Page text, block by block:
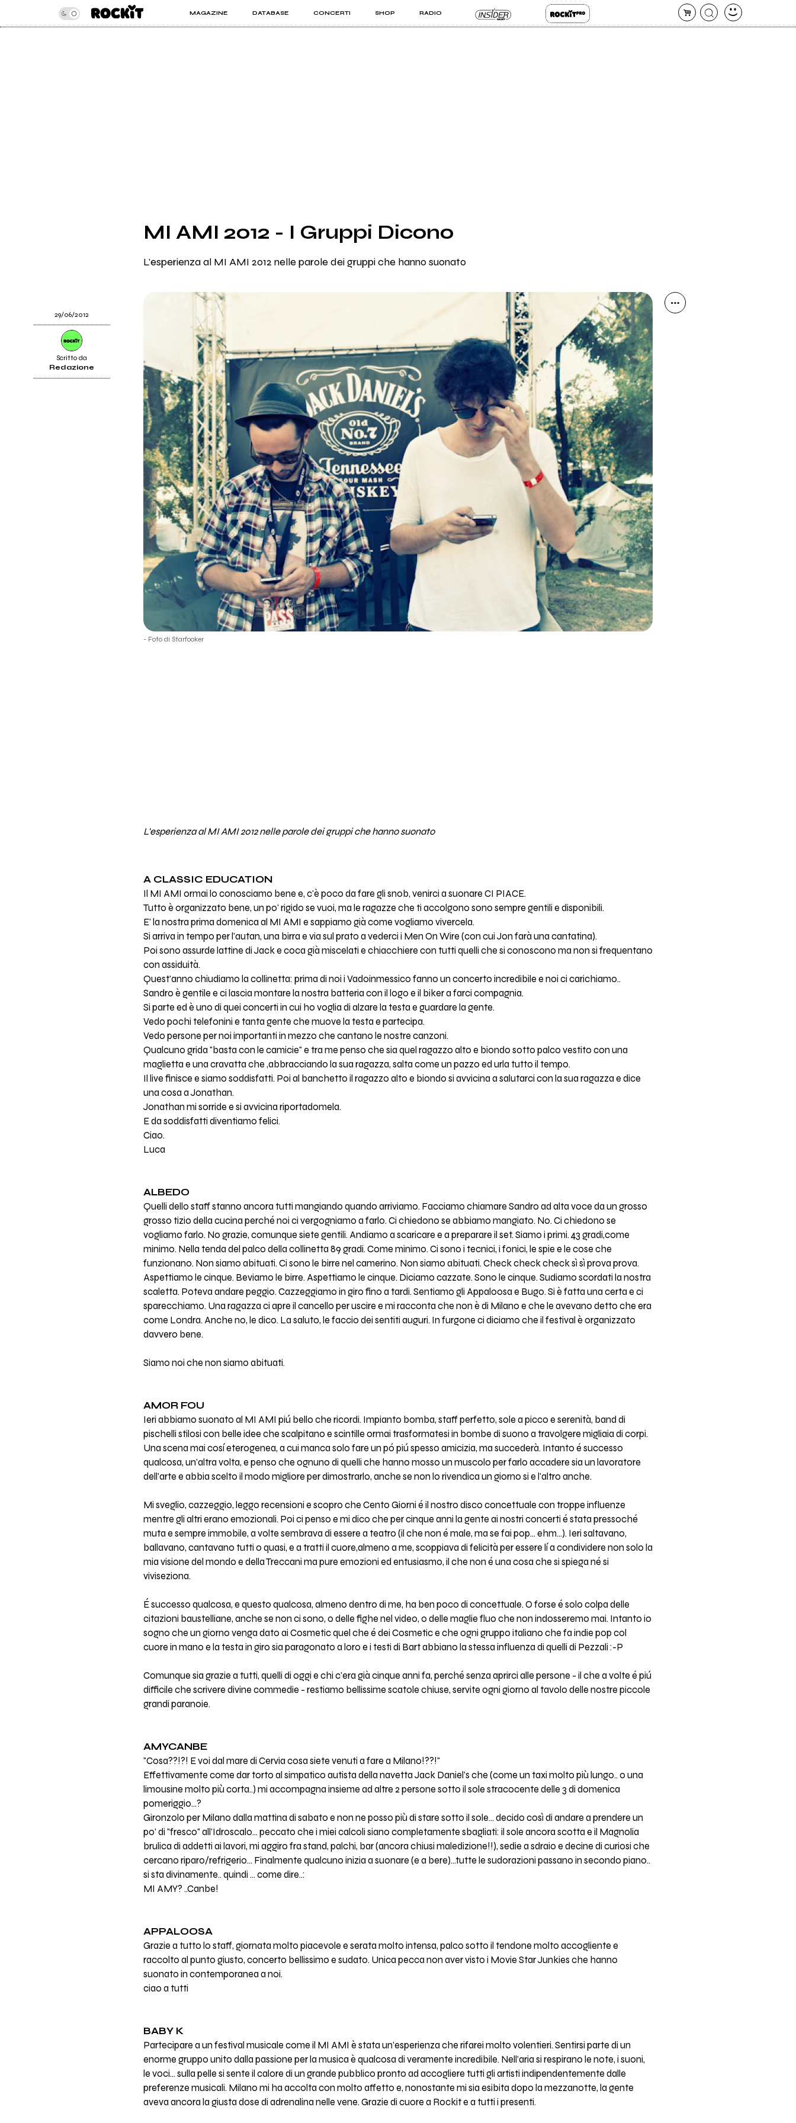
MAGAZINE DATABASE CONCERTI SHOP RADIO
INSIDER ROCKIT PRO
MI AMI 2012 - I Gruppi Dicono
L'esperienza al MI AMI 2012 nelle parole dei gruppi che hanno suonato
- Foto di Starfooker
29/06/2012
Scritto da
Redazione
L'esperienza al MI AMI 2012 nelle parole dei gruppi che hanno suonato
A CLASSIC EDUCATION
Il MI AMI ormai lo conosciamo bene e, c'è poco da fare gli snob, venirci a suonare CI PIACE.
Tutto è organizzato bene, un po' rigido se vuoi, ma le ragazze che ti accolgono sono sempre gentili e disponibili.
E' la nostra prima domenica al MI AMI e sappiamo già come vogliamo vivercela.
Si arriva in tempo per l'autan, una birra e via sul prato a vederci i Men On Wire (con cui Jon farà una cantatina).
Poi sono assurde lattine di Jack e coca già miscelati e chiacchiere con tutti quelli che si conoscono ma non si frequentano
con assiduità.
Quest'anno chiudiamo la collinetta: prima di noi i Vadoinmessico fanno un concerto incredibile e noi ci carichiamo..
Sandro è gentile e ci lascia montare la nostra batteria con il logo e il biker a farci compagnia.
Si parte ed è uno di quei concerti in cui ho voglia di alzare la testa e guardare la gente.
Vedo pochi telefonini e tanta gente che muove la testa e partecipa.
Vedo persone per noi importanti in mezzo che cantano le nostre canzoni.
Qualcuno grida "basta con le camicie" e tra me penso che sia quel ragazzo alto e biondo sotto palco vestito con una
maglietta e una cravatta che ,abbracciando la sua ragazza, salta come un pazzo ed urla tutto il tempo.
Il live finisce e siamo soddisfatti. Poi al banchetto il ragazzo alto e biondo si avvicina a salutarci con la sua ragazza e dice
una cosa a Jonathan.
Jonathan mi sorride e si avvicina riportadomela.
E da soddisfatti diventiamo felici.
Ciao.
Luca
ALBEDO
Quelli dello staff stanno ancora tutti mangiando quando arriviamo. Facciamo chiamare Sandro ad alta voce da un grosso
grosso tizio della cucina perché noi ci vergogniamo a farlo. Ci chiedono se abbiamo mangiato. No. Ci chiedono se
vogliamo farlo. No grazie, comunque siete gentili. Andiamo a scaricare e a preparare il set. Siamo i primi. 43 gradi,come
minimo. Nella tenda del palco della collinetta 89 gradi. Come minimo. Ci sono i tecnici, i fonici, le spie e le cose che
funzionano. Non siamo abituati. Ci sono le birre nel camerino. Non siamo abituati. Check check check sì sì prova prova.
Aspettiamo le cinque. Beviamo le birre. Aspettiamo le cinque. Diciamo cazzate. Sono le cinque. Sudiamo scordati la nostra
scaletta. Poteva andare peggio. Cazzeggiamo in giro fino a tardi. Sentiamo gli Appaloosa e Bugo. Si è fatta una certa e ci
sparecchiamo. Una ragazza ci apre il cancello per uscire e mi racconta che non è di Milano e che le avevano detto che era
come Londra. Anche no, le dico. La saluto, le faccio dei sentiti auguri. In furgone ci diciamo che il festival è organizzato
davvero bene.
Siamo noi che non siamo abituati.
AMOR FOU
Ieri abbiamo suonato al MI AMI piú bello che ricordi. Impianto bomba, staff perfetto, sole a picco e serenità, band di
pischelli stilosi con belle idee che scalpitano e scintille ormai trasformatesi in bombe di suono a travolgere migliaia di corpi.
Una scena mai cosí eterogenea, a cui manca solo fare un pó piú spesso amicizia, ma succederà. Intanto é successo
qualcosa, un'altra volta, e penso che ognuno di quelli che hanno mosso un muscolo per farlo accadere sia un lavoratore
dell'arte e abbia scelto il modo migliore per dimostrarlo, anche se non lo rivendica un giorno si e l'altro anche.
Mi sveglio, cazzeggio, leggo recensioni e scopro che Cento Giorni é il nostro disco concettuale con troppe influenze
mentre gli altri erano emozionali. Poi ci penso e mi dico che per cinque anni la gente ai nostri concerti é stata pressoché
muta e sempre immobile, a volte sembrava di essere a teatro (il che non é male, ma se fai pop... ehm...). Ieri saltavano,
ballavano, cantavano tutti o quasi, e a tratti il cuore,almeno a me, scoppiava di felicità per essere lí a condividere non solo la
mia visione del mondo e della Treccani ma pure emozioni ed entusiasmo, il che non é una cosa che si spiega né si
viviseziona.
É successo qualcosa, e questo qualcosa, almeno dentro di me, ha ben poco di concettuale. O forse é solo colpa delle
citazioni baustelliane, anche se non ci sono, o delle fighe nel video, o delle maglie fluo che non indosseremo mai. Intanto io
sogno che un giorno venga dato ai Cosmetic quel che é dei Cosmetic e che ogni gruppo italiano che fa indie pop col
cuore in mano e la testa in giro sia paragonato a loro e i testi di Bart abbiano la stessa influenza di quelli di Pezzali :-P
Comunque sia grazie a tutti, quelli di oggi e chi c'era già cinque anni fa, perché senza aprirci alle persone - il che a volte é piú
difficile che scrivere divine commedie - restiamo bellissime scatole chiuse, servite ogni giorno al tavolo delle nostre piccole
grandi paranoie.
AMYCANBE
"Cosa??!?! E voi dal mare di Cervia cosa siete venuti a fare a Milano!??!"
Effettivamente come dar torto al simpatico autista della navetta Jack Daniel's che (come un taxi molto più lungo.. o una
limousine molto più corta..) mi accompagna insieme ad altre 2 persone sotto il sole stracocente delle 3 di domenica
pomeriggio...?
Gironzolo per Milano dalla mattina di sabato e non ne posso più di stare sotto il sole... decido così di andare a prendere un
po' di "fresco" all'Idroscalo... peccato che i miei calcoli siano completamente sbagliati: il sole ancora scotta e il Magnolia
brulica di addetti ai lavori, mi aggiro fra stand, palchi, bar (ancora chiusi maledizione!!), sedie a sdraio e decine di curiosi che
cercano riparo/refrigerio... Finalmente qualcuno inizia a suonare (e a bere)...tutte le sudorazioni passano in secondo piano..
si sta divinamente.. quindi ... come dire..:
MI AMY? ..Canbe!
APPALOOSA
Grazie a tutto lo staff, giornata molto piacevole e serata molto intensa, palco sotto il tendone molto accogliente e
raccolto al punto giusto, concerto bellissimo e sudato. Unica pecca non aver visto i Movie Star Junkies che hanno
suonato in contemporanea a noi.
ciao a tutti
BABY K
Partecipare a un festival musicale come il MI AMI è stata un’esperienza che rifarei molto volentieri. Sentirsi parte di un
enorme gruppo unito dalla passione per la musica è qualcosa di veramente incredibile. Nell’aria si respirano le note, i suoni,
le voci… sulla pelle si sente il calore di un grande pubblico pronto ad accogliere tutti gli artisti indipendentemente dalle
preferenze musicali. Milano mi ha accolta con molto affetto e, nonostante mi sia esibita dopo la mezzanotte, la gente
aveva ancora la giusta dose di adrenalina nelle vene. Grazie di cuore a Rockit e a tutti i presenti.